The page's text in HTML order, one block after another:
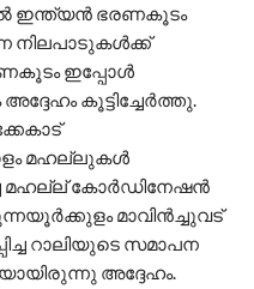
ഇന്ത്യൻ ഭരണകൂടം
നിലപാടുകൾക്ക്
ഇപ്പോൾ
കൂട്ടിച്ചേർത്തു.
മഹല്ലുകൾ
മഹല്ല് കോർഡിനേഷൻ
മാവിൻച്ചുവട്
റാലിയുടെ സമാപന
അദ്ദേഹം.